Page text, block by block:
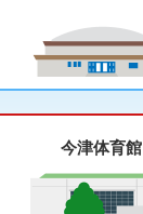
今津体育館